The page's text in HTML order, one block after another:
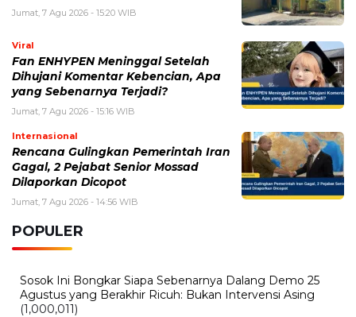
Jumat, 7 Agu 2026 - 15:20 WIB
Viral
Fan ENHYPEN Meninggal Setelah
Dihujani Komentar Kebencian, Apa
yang Sebenarnya Terjadi?
Jumat, 7 Agu 2026 - 15:16 WIB
Internasional
Rencana Gulingkan Pemerintah Iran
Gagal, 2 Pejabat Senior Mossad
Dilaporkan Dicopot
Jumat, 7 Agu 2026 - 14:56 WIB
POPULER
Sosok Ini Bongkar Siapa Sebenarnya Dalang Demo 25
Agustus yang Berakhir Ricuh: Bukan Intervensi Asing
(1,000,011)